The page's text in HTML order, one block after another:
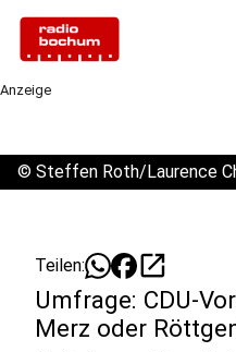
Anzeige
© Steffen Roth/Laurence
Teilen: open_in_new
Umfrage: CDU-
Merz oder